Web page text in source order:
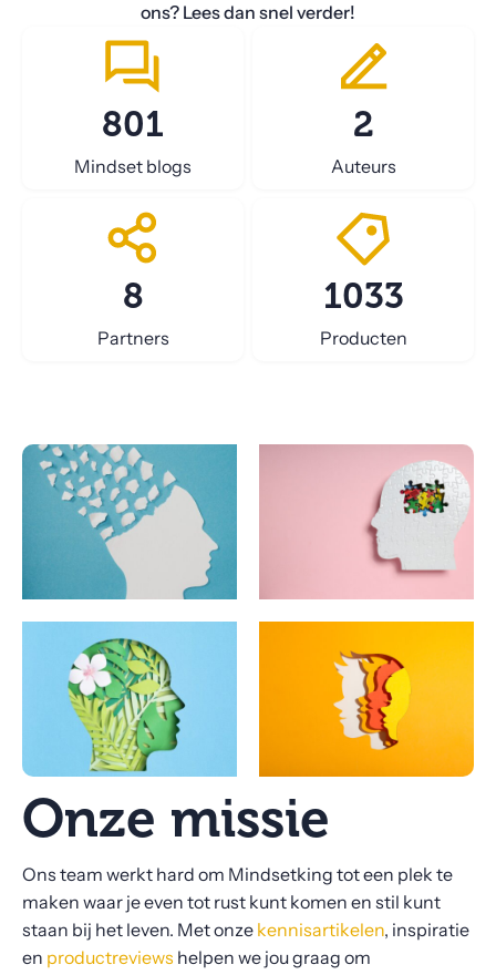
ons? Lees dan snel verder!
801
Mindset blogs
2
Auteurs
8
Partners
1033
Producten
Onze missie
Ons team werkt hard om Mindsetking tot een plek te
maken waar je even tot rust kunt komen en stil kunt
staan bij het leven. Met onzekennisartikelen, inspiratie
en productreviews helpen we jou graag om